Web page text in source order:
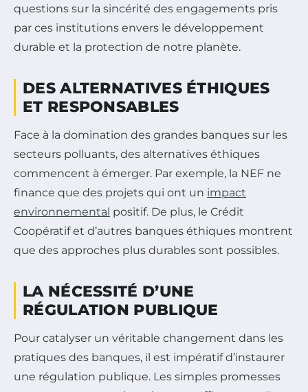
questions sur la sincérité des engagements pris
par ces institutions envers le développement
durable et la protection de notre planète.
DES ALTERNATIVES ÉTHIQUES
ET RESPONSABLES
Face à la domination des grandes banques sur les
secteurs polluants, des alternatives éthiques
commencent à émerger. Par exemple, la NEF ne
finance que des projets qui ont un impact
environnemental positif. De plus, le Crédit
Coopératif et d’autres banques éthiques montrent
que des approches plus durables sont possibles.
LA NÉCESSITÉ D’UNE
RÉGULATION PUBLIQUE
Pour catalyser un véritable changement dans les
pratiques des banques, il est impératif d’instaurer
une régulation publique. Les simples promesses